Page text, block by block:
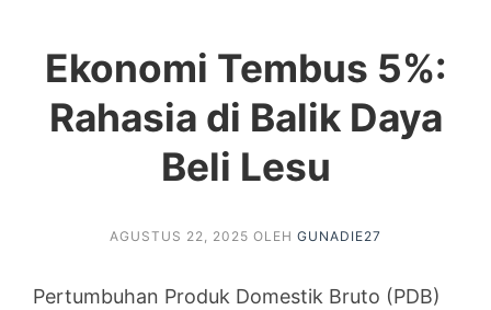
Ekonomi Tembus 5%:
Rahasia di Balik Daya
Beli Lesu
AGUSTUS 22, 2025 OLEH GUNADIE27
Pertumbuhan Produk Domestik Bruto (PDB)